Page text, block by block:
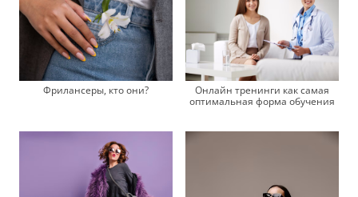
Фрилансеры, кто они?
Онлайн тренинги как самая
оптимальная форма обучения